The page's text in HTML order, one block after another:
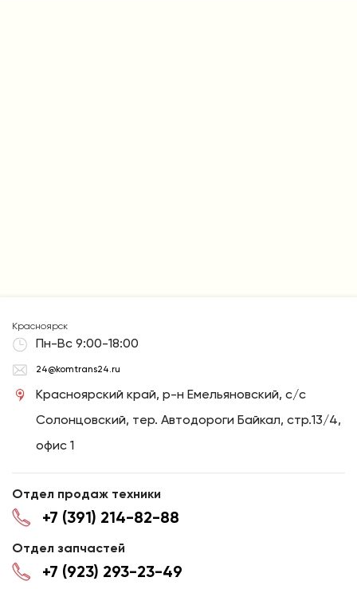
Красноярск
Пн-Вс 9:00-18:00
24@komtrans24.ru
Красноярский край, р-н Емельяновский, с/с
Солонцовский, тер. Автодороги Байкал, стр.13/4,
офис 1
Отдел продаж техники
+7 (391) 214-82-88
Отдел запчастей
+7 (923) 293-23-49